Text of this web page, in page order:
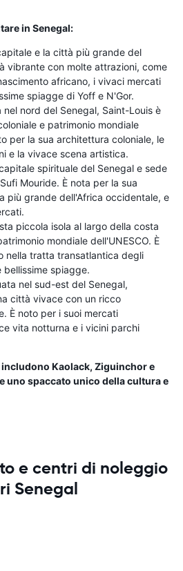
in Senegal:
e la città più grande del
vibrante con molte attrazioni, come
africano, i vivaci mercati
spiagge di Yoff e N'Gor.
nel nord del Senegal, Saint-Louis è
e patrimonio mondiale
per la sua architettura coloniale, le
e la vivace scena artistica.
spirituale del Senegal e sede
Mouride. È nota per la sua
più grande dell'Africa occidentale, e
piccola isola al largo della costa
mondiale dell'UNESCO. È
nella tratta transatlantica degli
bellissime spiagge.
nel sud-est del Senegal,
città vivace con un ricco
È noto per i suoi mercati
vita notturna e i vicini parchi
Kaolack, Ziguinchor e
uno spaccato unico della cultura e
e centri di noleggio
Senegal